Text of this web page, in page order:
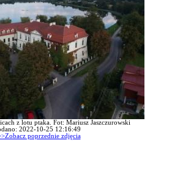
z lotu ptaka. Fot: Mariusz Jaszczurowski
2022-10-25 12:16:49
poprzednie zdjęcia